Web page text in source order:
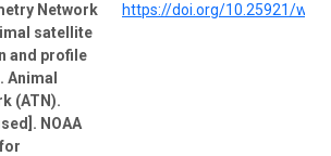
Network
satellite
and profile
Animal
(ATN).
NOAA
https://doi.org/10.25921/